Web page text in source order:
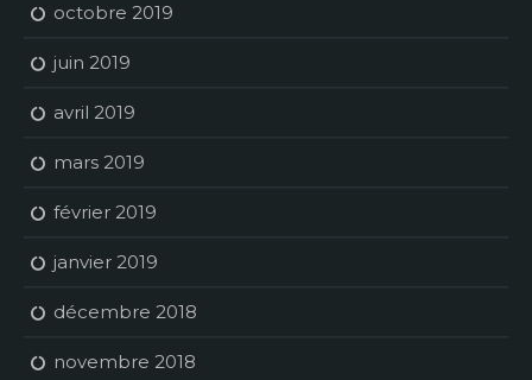
octobre 2019
juin 2019
avril 2019
mars 2019
février 2019
janvier 2019
décembre 2018
novembre 2018